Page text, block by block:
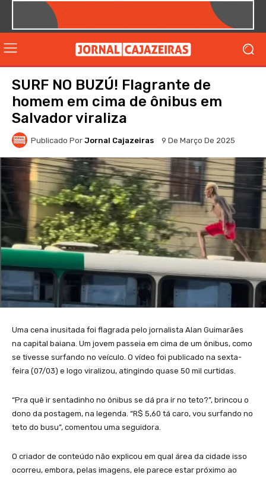
SURF NO BUZÚ! Flagrante de
homem em cima de ônibus em
Salvador viraliza
Publicado Por Jornal Cajazeiras 9 De Março De 2025
Uma cena inusitada foi flagrada pelo jornalista Alan Guimarães
na capital baiana. Um jovem passeia em cima de um ônibus, como
se tivesse surfando no veículo. O vídeo foi publicado na sexta-
feira (07/03) e logo viralizou, atingindo quase 50 mil curtidas.
“Pra quê ir sentadinho no ônibus se dá pra ir no teto?”, brincou o
dono da postagem, na legenda. “R$ 5,60 tá caro, vou surfando no
teto do busu”, comentou uma seguidora.
O criador de conteúdo não explicou em qual área da cidade isso
ocorreu, embora, pelas imagens, ele parece estar próximo ao